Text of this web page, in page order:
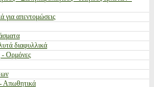
για απεντομώσεις
διαφυλλικά
- Ορμόνες
Απωθητικά